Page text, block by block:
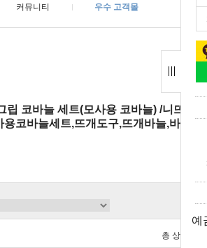
예
커뮤니티 우수 고객몰
립 코바늘 세트(모사용 코바늘) /니뜨,코
코바늘세트,뜨개도구,뜨개바늘,바늘세
총 상품 금액